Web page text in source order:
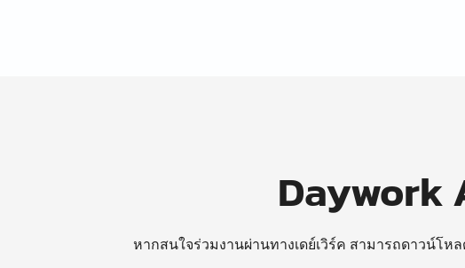
Daywork
หากสนใจร่วมงานผ่านทางเดย์เวิร์ค สามารถดาวน์โห